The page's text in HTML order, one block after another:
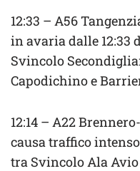
12:33 – A56
in avaria dalle 12:33
Svincolo
Capodichino e
12:14 – A22
causa traffico intenso
tra Svincolo Ala